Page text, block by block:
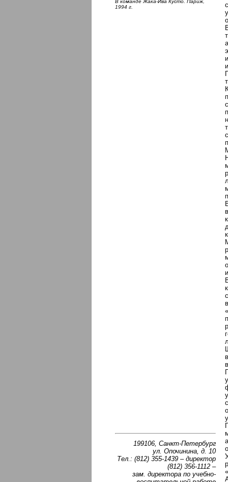
В команде Жака-Ива Кусто. Париж,
1994 г.
199106, Санкт-Петербург
ул. Опочинина, д. 10
Тел.: (812) 355-1439 – директор
(812) 356-1112 –
зам. директора по учебно-